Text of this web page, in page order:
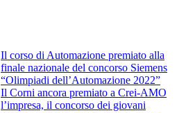
Il corso di Automazione premiato alla
finale nazionale del concorso Siemens
“Olimpiadi dell’Automazione 2022”
Il Corni ancora premiato a Crei-AMO
l’impresa, il concorso dei giovani